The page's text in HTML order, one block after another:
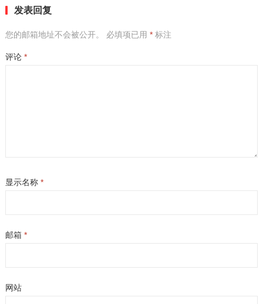
发表回复
您的邮箱地址不会被公开。 必填项已用 *标注
评论 *
显示名称 *
邮箱 *
网站